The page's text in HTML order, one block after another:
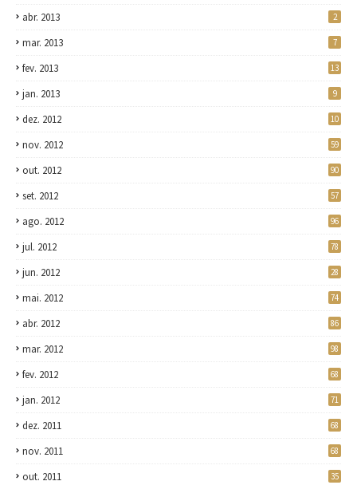
abr. 2013 2
mar. 2013 7
fev. 2013 13
jan. 2013 9
dez. 2012 10
nov. 2012 59
out. 2012 90
set. 2012 57
ago. 2012 96
jul. 2012 78
jun. 2012 28
mai. 2012 74
abr. 2012 86
mar. 2012 98
fev. 2012 68
jan. 2012 71
dez. 2011 68
nov. 2011 68
out. 2011 35